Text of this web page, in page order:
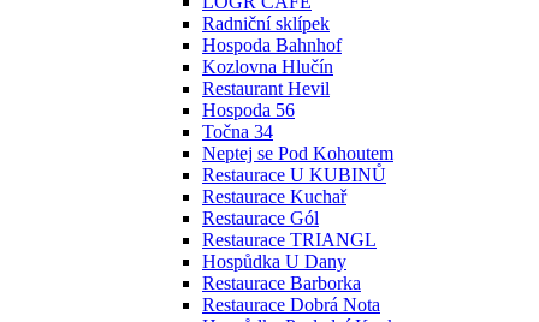
Radniční sklípek
Hospoda Bahnhof
Kozlovna Hlučín
Restaurant Hevil
Hospoda 56
Točna 34
Neptej se Pod Kohoutem
Restaurace U KUBINŮ
Restaurace Kuchař
Restaurace Gól
Restaurace TRIANGL
Hospůdka U Dany
Restaurace Barborka
Restaurace Dobrá Nota